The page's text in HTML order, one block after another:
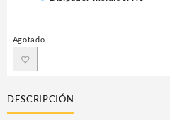
Agotado
DESCRIPCIÓN